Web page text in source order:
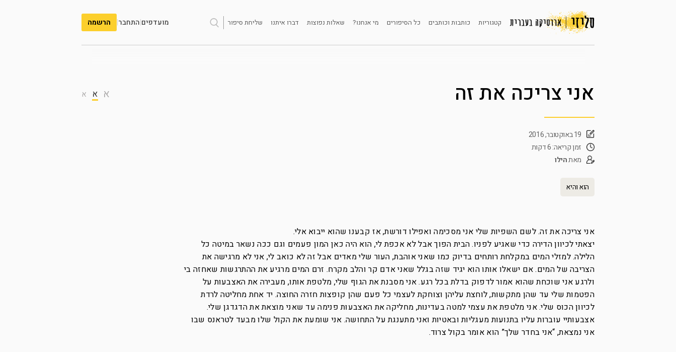
קטגוריות כותבות וכותבים כל הסיפורים מי אנחנו? שאלות נפוצות דברו איתנו שליחת סיפור מועדפים|התחבר| הרשמה
אני צריכה את זה א א א
19 באוקטובר, 2016
זמן קריאה: 6 דקות
מאתהילו
הוא והיא
אני צריכה את זה. לשם השפיות שלי אני מסכימה ואפילו דורשת, אז קבענו שהוא ייבוא אלי.
יצאתי לכיוון הדירה כדי שאגיע לפניו. הבית הפוך אבל לא אכפת לי, הוא היה כאן המון פעמים וגם ככה נשאר במיטה כל
הלילה. למזלי המים במקלחת רותחים בדיוק כמו שאני אוהבת, העור שלי מאדים אבל זה לא כואב לי, אני לא מרגישה את
הצריבה של המים. אם ישאלו אותו הוא יגיד שזה בגלל שאני אדם קר והלב מקרח. זרם המים מרגיע את ההתרגשות שאחזה בי
ולרגע אני שוכחת שהוא אמור לדפוק בדלת בכל רגע. אני מסבנת את הגוף שלי, מלטפת אותו, מעבירה את האצבעות על
הפטמות שלי עד שהן מתקשות, לוחצת עליהן וצוחקת לעצמי כל פעם שהן קופצות חזרה החוצה. יד אחת מחליטה לרדת
לכיוון הכוס שלי. אני מלטפת את עצמי למטה בעדינות, מחליקה את האצבעות פנימה עד שאני מוצאת את הדגדגן שלי.
אצבעותיי עוברות עליו בתנועות מעגליות ובאטיות ואני מתענגת על התחושה. אני שומעת את הקול שלו מבעד לטראנס שבו
אני נמצאת, “אני בחדר שלך” הוא אומר בקול צרוד.